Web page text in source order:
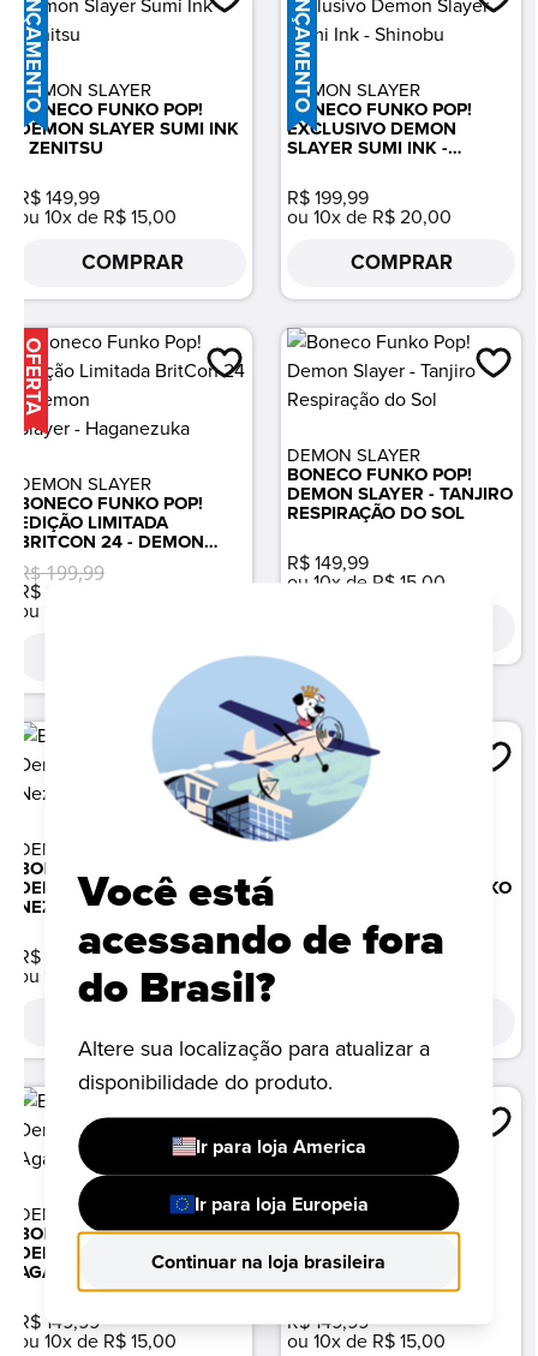
LANÇAMENTO
DEMON SLAYER
BONECO FUNKO POP!
DEMON SLAYER SUMI INK
- ZENITSU
R$ 149,99
ou 10x de R$ 15,00
COMPRAR
LANÇAMENTO
DEMON SLAYER
BONECO FUNKO POP!
EXCLUSIVO DEMON
SLAYER SUMI INK -
R$ 199,99
ou 10x de R$ 20,00
COMPRAR
OFERTA
DEMON SLAYER
BONECO FUNKO POP!
EDIÇÃO LIMITADA
BRITCON 24 - DEMON
SLAYER - HAGANEZUKA
R$ 199,99
R$ 129,99
ou 10x de R$ 13,00
DEMON SLAYER
BONECO FUNKO POP!
DEMON SLAYER - TANJIRO
RESPIRAÇÃO DO SOL
R$ 149,99
ou 10x de R$ 15,00
DEMON SLAYER
BONECO FUNKO POP!
DEMON SLAYER - ONI
NEZUKO KAMADO
R$ 149,99
ou 10x de R$ 15,00
DEMON SLAYER - NEZUKO
R$ 149,99
DEMON SLAYER
BONECO FUNKO POP!
DEMON SLAYER - ZENITSU
AGATSUMA
R$ 149,99
ou 10x de R$ 15,00
DEMON SLAYER
BONECO FUNKO POP!
DEMON SLAYER -
INOSUKE HASHIBIRA
R$ 149,99
ou 10x de R$ 15,00
Você está
acessando de fora
do Brasil?
Altere sua localização para atualizar a
disponibilidade do produto.
Ir para loja America
Ir para loja Europeia
Continuar na loja brasileira